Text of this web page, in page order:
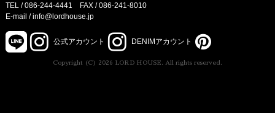
TEL /086-244-4441
FAX / 086-241-8010
E-mail /info@lordhouse.jp
公式アカウント DENIMアカウント
Copyright (C) 2026 LORD HOUSE. All rights reserved.